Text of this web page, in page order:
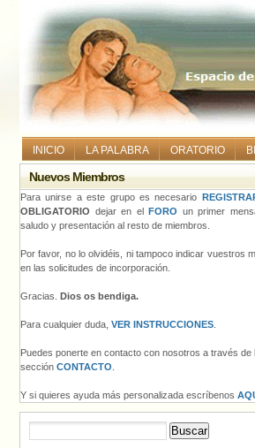
INICIO LA PALABRA ORATORIO
Nuevos Miembros
Para unirse a este grupo es necesario
OBLIGATORIO dejar en el FORO un primer
saludo y presentación al resto de miembros.
Por favor, no lo olvidéis, ni tampoco indicar vuestros
en las solicitudes de incorporación.
Gracias. Dios os bendiga.
Para cualquier duda, VER INSTRUCCIONES
Puedes ponerte en contacto con nosotros a través de
sección CONTACTO
Y si quieres ayuda más personalizada escríbenos